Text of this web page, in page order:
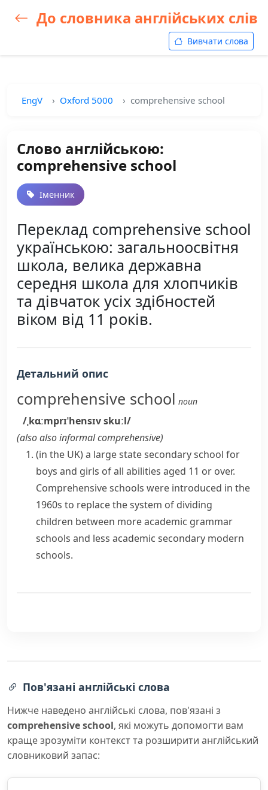
До словника англійських слів
Вивчати слова
EngV Oxford 5000 comprehensive school
Слово англійською:
comprehensive school
Іменник
Переклад comprehensive school
українською: загальноосвітня
школа, велика державна
середня школа для хлопчиків
та дівчаток усіх здібностей
віком від 11 років.
Детальний опис
comprehensive school noun
/ˌkɑːmprɪˈhensɪv skuːl/
(alsoalso informalcomprehensive)
(in the UK)a large state secondary school for
boys and girls of all abilities aged 11 or over.
Comprehensive schools were introduced in the
1960s to replace the system of dividing
children between more academic grammar
schools and less academic secondary modern
schools.
Пов'язані англійські слова
Нижче наведено англійські слова, пов'язані з
comprehensive school, які можуть допомогти вам
краще зрозуміти контекст та розширити англійський
словниковий запас: